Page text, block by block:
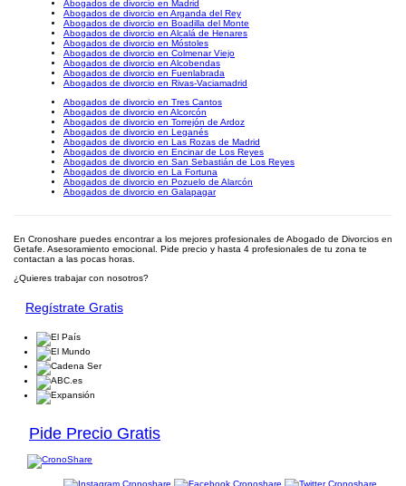
Abogados de divorcio en Madrid
Abogados de divorcio en Arganda del Rey
Abogados de divorcio en Boadilla del Monte
Abogados de divorcio en Alcalá de Henares
Abogados de divorcio en Móstoles
Abogados de divorcio en Colmenar Viejo
Abogados de divorcio en Alcobendas
Abogados de divorcio en Fuenlabrada
Abogados de divorcio en Rivas-Vaciamadrid
Abogados de divorcio en Tres Cantos
Abogados de divorcio en Alcorcón
Abogados de divorcio en Torrejón de Ardoz
Abogados de divorcio en Leganés
Abogados de divorcio en Las Rozas de Madrid
Abogados de divorcio en Encinar de Los Reyes
Abogados de divorcio en San Sebastián de Los Reyes
Abogados de divorcio en La Fortuna
Abogados de divorcio en Pozuelo de Alarcón
Abogados de divorcio en Galapagar
En Cronoshare puedes encontrar a los mejores profesionales de Abogado de Divorcios en
Getafe. Asesoramiento emocional. Pide precio y hasta 4 profesionales de tu zona te
contactan a las pocas horas.
¿Quieres trabajar con nosotros?
Regístrate Gratis
Pide Precio Gratis